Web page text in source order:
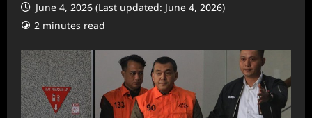
June 4, 2026 (Last updated: June 4, 2026)
2 minutes read